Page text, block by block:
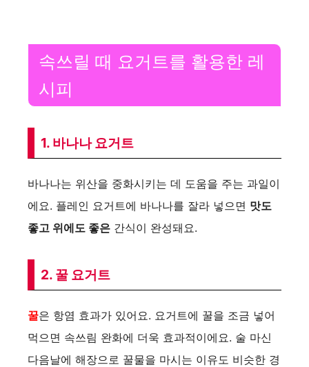
속쓰릴 때 요거트를 활용한 레
시피
1. 바나나 요거트
바나나는 위산을 중화시키는 데 도움을 주는 과일이
에요. 플레인 요거트에 바나나를 잘라 넣으면 맛도
좋고 위에도 좋은 간식이 완성돼요.
2. 꿀 요거트
꿀은 항염 효과가 있어요. 요거트에 꿀을 조금 넣어
먹으면 속쓰림 완화에 더욱 효과적이에요. 술 마신
다음날에 해장으로 꿀물을 마시는 이유도 비슷한 경